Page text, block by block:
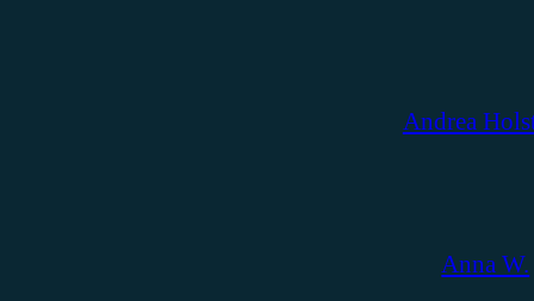
Andrea
Anna W.